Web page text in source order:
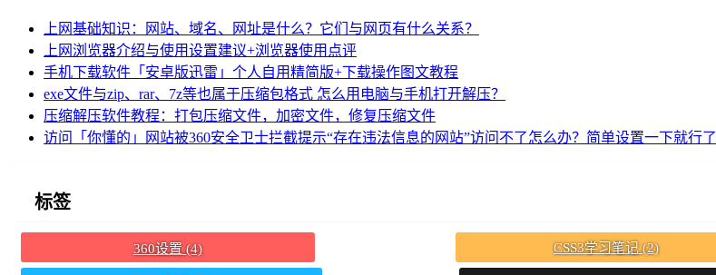
上网基础知识：网站、域名、网址是什么？它们与网页有什么关系？
上网浏览器介绍与使用设置建议+浏览器使用点评
手机下载软件「安卓版迅雷」个人自用精简版+下载操作图文教程
exe文件与zip、rar、7z等也属于压缩包格式 怎么用电脑与手机打开解压？
压缩解压软件教程：打包压缩文件，加密文件，修复压缩文件
访问「你懂的」网站被360安全卫士拦截提示“存在违法信息的网站”访问不了怎么办？简单设置一下就行了
标签
360设置(4) CSS3学习笔记(2)